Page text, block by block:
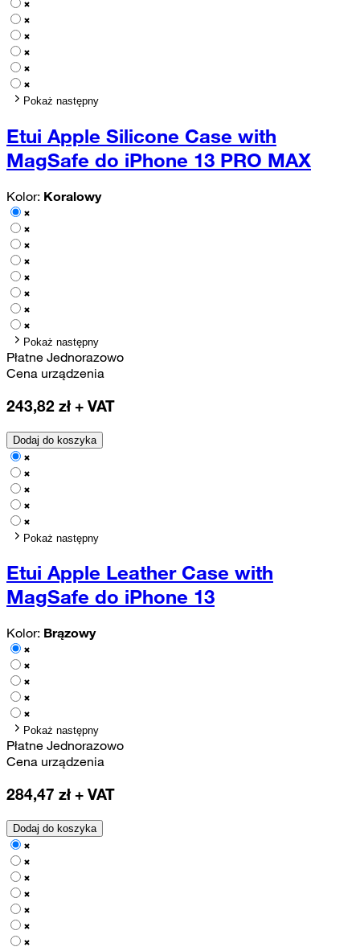
Pokaż następny
Etui Apple Silicone Case with
MagSafe do iPhone 13 PRO MAX
Kolor: Koralowy
Pokaż następny
Płatne Jednorazowo
Cena urządzenia
243,82 zł + VAT
Dodaj do koszyka
Pokaż następny
Etui Apple Leather Case with
MagSafe do iPhone 13
Kolor: Brązowy
Pokaż następny
Płatne Jednorazowo
Cena urządzenia
284,47 zł + VAT
Dodaj do koszyka